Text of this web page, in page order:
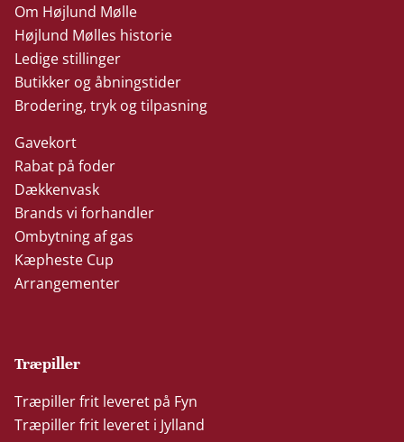
Om Højlund Mølle
Højlund Mølles historie
Ledige stillinger
Butikker og åbningstider
Brodering, tryk og tilpasning
Gavekort
Rabat på foder
Dækkenvask
Brands vi forhandler
Ombytning af gas
Kæpheste Cup
Arrangementer
Træpiller
Træpiller frit leveret på Fyn
Træpiller frit leveret i Jylland